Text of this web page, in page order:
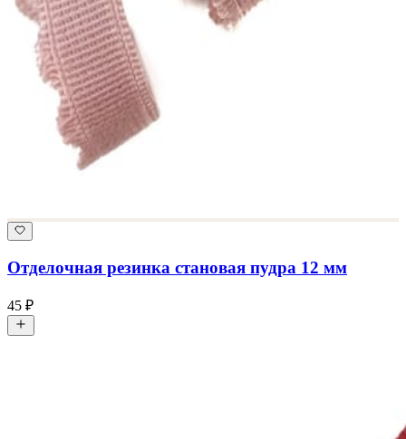
Отделочная резинка становая пудра 12 мм
45 ₽